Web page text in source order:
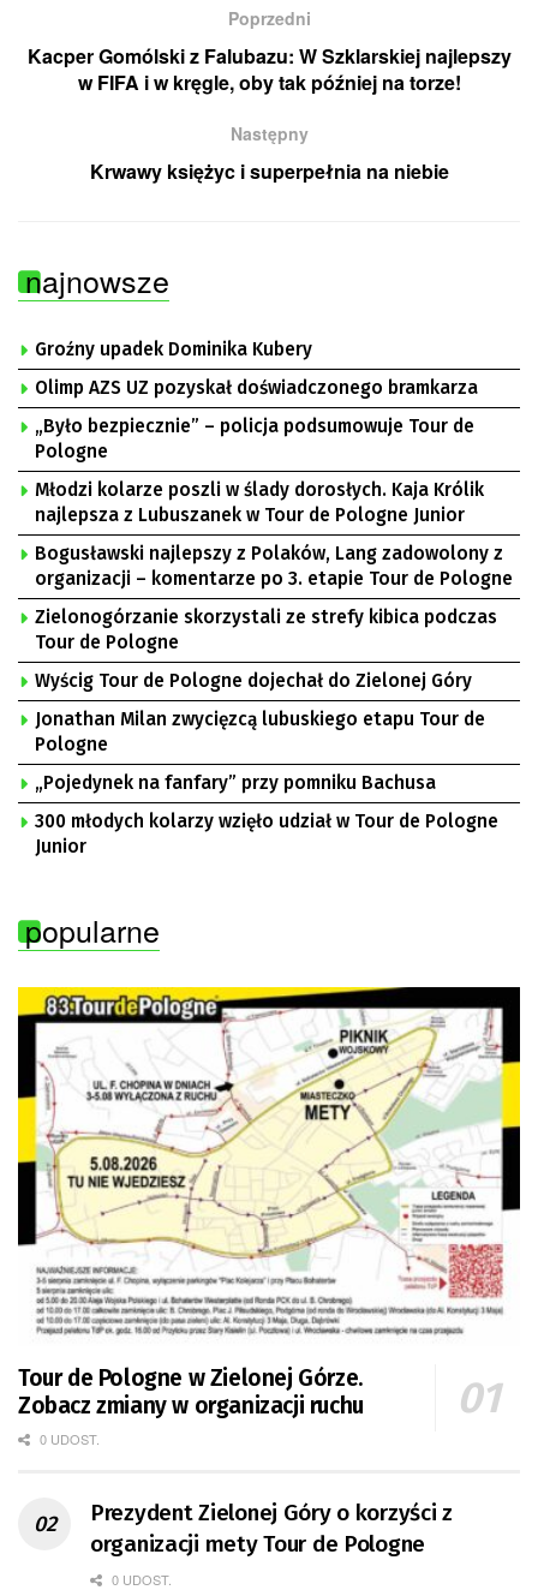
Poprzedni
Kacper Gomólski z Falubazu: W Szklarskiej najlepszy
w FIFA i w kręgle, oby tak później na torze!
Następny
Krwawy księżyc i superpełnia na niebie
najnowsze
Groźny upadek Dominika Kubery
Olimp AZS UZ pozyskał doświadczonego bramkarza
„Było bezpiecznie” – policja podsumowuje Tour de
Pologne
Młodzi kolarze poszli w ślady dorosłych. Kaja Królik
najlepsza z Lubuszanek w Tour de Pologne Junior
Bogusławski najlepszy z Polaków, Lang zadowolony z
organizacji – komentarze po 3. etapie Tour de Pologne
Zielonogórzanie skorzystali ze strefy kibica podczas
Tour de Pologne
Wyścig Tour de Pologne dojechał do Zielonej Góry
Jonathan Milan zwycięzcą lubuskiego etapu Tour de
Pologne
„Pojedynek na fanfary” przy pomniku Bachusa
300 młodych kolarzy wzięło udział w Tour de Pologne
Junior
popularne
Tour de Pologne w Zielonej Górze.
Zobacz zmiany w organizacji ruchu
0 UDOST.
Prezydent Zielonej Góry o korzyści z
organizacji mety Tour de Pologne
0 UDOST.